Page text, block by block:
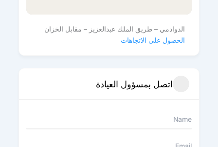
الدوادمي – طريق الملك عبدالعزيز – مقابل الخزان
الحصول على الاتجاهات
اتصل بمسؤول العيادة